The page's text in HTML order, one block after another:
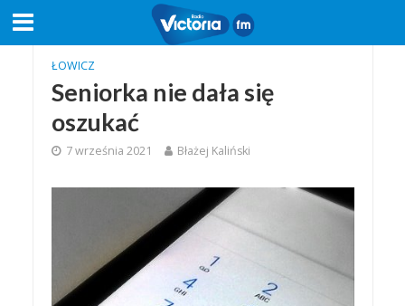
ŁOWICZ
Seniorka nie dała się
oszukać
7 września 2021 Błażej Kaliński